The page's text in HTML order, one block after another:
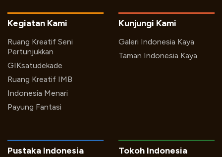
Kegiatan Kami
Ruang Kreatif Seni
Pertunjukkan
GIKsatudekade
Ruang Kreatif IMB
Indonesia Menari
Payung Fantasi
Kunjungi Kami
Galeri Indonesia Kaya
Taman Indonesia Kaya
Pustaka Indonesia Tokoh Indonesia